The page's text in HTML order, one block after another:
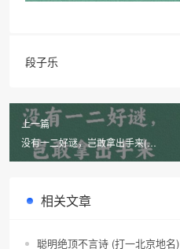
段子乐
上一篇
没有一二好谜，岂敢拿出手来(打
一称谓)
相关文章
聪明绝顶不言诗 (打一北京地名)